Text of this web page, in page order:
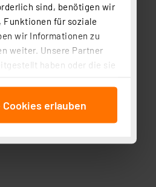
sind, benötigen wir
Funktionen für soziale
wir Informationen zu
weiter. Unsere Partner
haben oder die sie
(Art. 6
ist durch Klick auf den
Einstellungen“
dieser Daten zur
Einstellungen können
Cookies erlauben
Freunden u. v. m.
bekommen